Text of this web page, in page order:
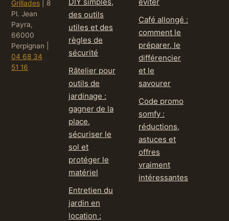
Grillades
8
Pl. Jean
Payra,
66000
Perpignan
04 68 34
51 16
des outils
utiles et des
règles de
sécurité
Râtelier pour
outils de
jardinage :
gagner de la
place,
sécuriser le
sol et
protéger le
matériel
Entretien du
jardin en
location :
Café allongé :
comment le
préparer, le
différencier
et le
savourer
Code promo
somfy :
réductions,
astuces et
offres
vraiment
intéressantes